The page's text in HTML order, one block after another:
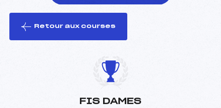
le ski
Retour aux courses
FIS DAMES